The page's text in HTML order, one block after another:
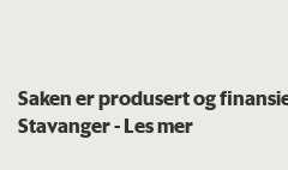
Saken er produsert og
Stavanger- Les mer